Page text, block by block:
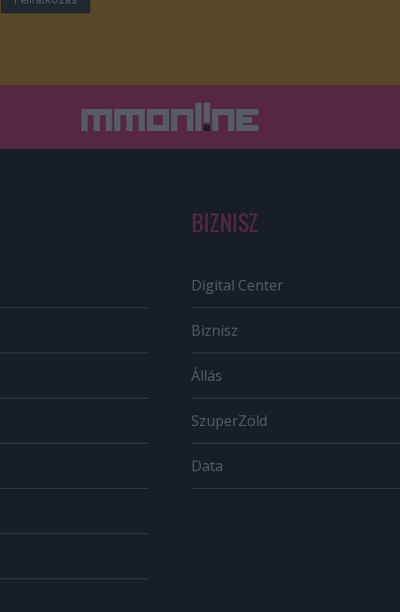
BIZNISZ
Digital Center
Biznisz
Állás
SzuperZöld
Data